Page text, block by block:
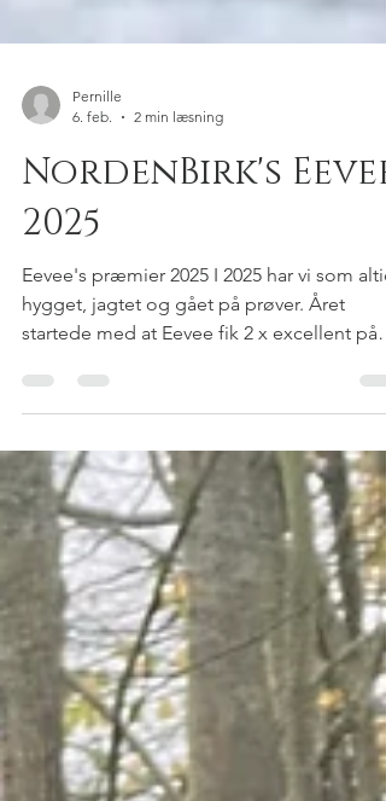
Pernille
6. feb.
2 min læsning
NordenBirk's Eevee
2025
Eevee's præmier 2025 I 2025 har vi som altid
hygget, jagtet og gået på prøver. Året
blive jagtchampion. Derved blev hun
Jagtchampionatet i en alder af 2 år og 8
dage, den yngste KLM til dato. Eevee er en
stor Pippi Langstrømpe “det har jeg aldrig
prøvet før, så det kan jeg nok godt” har
at de prøver vi har stillet på har fungeret
næsten hver gang. Det blev bla. til at hun
også ble